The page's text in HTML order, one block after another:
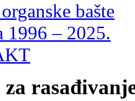
bašte
1996 – 2025.
za